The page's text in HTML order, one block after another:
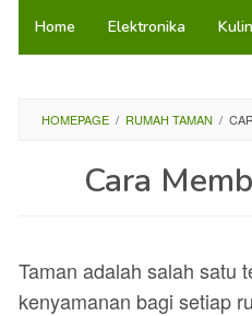
LoncatHome Elektronika
HOMEPAGE / RUMAH TAMAN /
Cara
Taman adalah salah satu
kenyamanan bagi setiap